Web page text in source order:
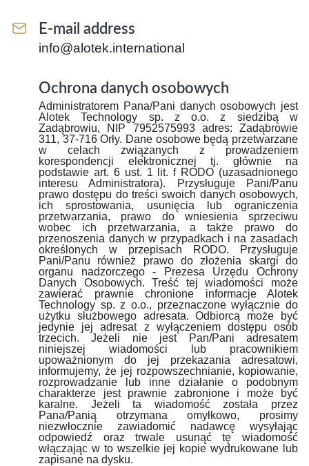
E-mail address
info@alotek.international
Ochrona danych osobowych
Administratorem Pana/Pani danych osobowych jest
Alotek Technology sp. z o.o. z siedzibą w
Zadąbrowiu, NIP 7952575993 adres: Zadąbrowie
311, 37-716 Orły. Dane osobowe będą przetwarzane
w celach związanych z prowadzeniem
korespondencji elektronicznej tj. głównie na
podstawie art. 6 ust. 1 lit. f RODO (uzasadnionego
interesu Administratora). Przysługuje Pani/Panu
prawo dostępu do treści swoich danych osobowych,
ich sprostowania, usunięcia lub ograniczenia
przetwarzania, prawo do wniesienia sprzeciwu
wobec ich przetwarzania, a także prawo do
przenoszenia danych w przypadkach i na zasadach
określonych w przepisach RODO. Przysługuje
Pani/Panu również prawo do złożenia skargi do
organu nadzorczego - Prezesa Urzędu Ochrony
Danych Osobowych. Treść tej wiadomości może
zawierać prawnie chronione informacje Alotek
Technology sp. z o.o., przeznaczone wyłącznie do
użytku służbowego adresata. Odbiorcą może być
jedynie jej adresat z wyłączeniem dostępu osób
trzecich. Jeżeli nie jest Pan/Pani adresatem
niniejszej wiadomości lub pracownikiem
upoważnionym do jej przekazania adresatowi,
informujemy, że jej rozpowszechnianie, kopiowanie,
rozprowadzanie lub inne działanie o podobnym
charakterze jest prawnie zabronione i może być
karalne. Jeżeli ta wiadomość została przez
Pana/Panią otrzymana omyłkowo, prosimy
niezwłocznie zawiadomić nadawcę wysyłając
odpowiedź oraz trwale usunąć tę wiadomość
włączając w to wszelkie jej kopie wydrukowane lub
zapisane na dysku.